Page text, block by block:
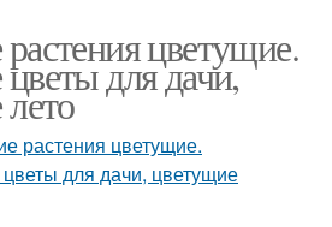
цветущие.
для дачи,